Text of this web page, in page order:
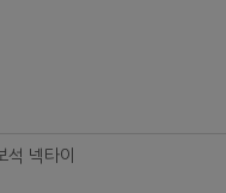
넥타이